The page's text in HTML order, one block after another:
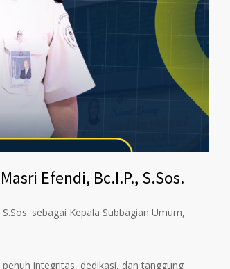
Efendi, Bc.I.P., S.Sos.
sebagai Kepala Subbagian Umum,
integritas, dedikasi, dan tanggung